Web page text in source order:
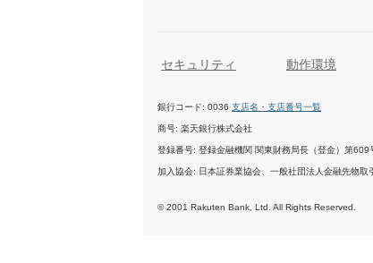
セキュリティ 動作環境
銀行コード 0036 支店名・支店番号一覧
商号 楽天銀行株式会社
登録番号 登録金融機関 関東財務局長（登金）第609
加入協会 日本証券業協会、一般社団法人金融先物取
© 2001 Rakuten Bank, Ltd. All Rights Reserved.